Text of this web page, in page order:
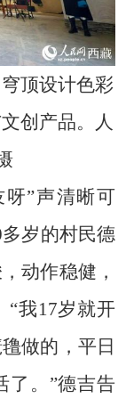
顶设计色彩
创产品。人
”声清晰可
岁的村民德
动作稳健，
“我17岁就开
做的，平日
了。”德吉告